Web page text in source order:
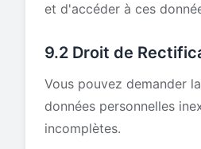
et d'accéder à ces
9.2 Droit de
Vous pouvez demander
données personnelles
incomplètes.